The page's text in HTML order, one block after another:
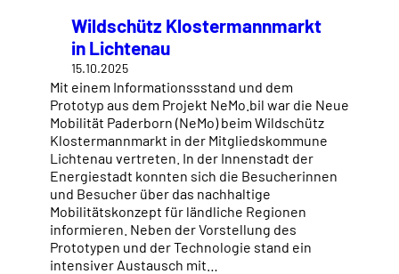
Wildschütz Klostermannmarkt
in Lichtenau
15.10.2025
Mit einem Informationssstand und dem
Prototyp aus dem Projekt NeMo.bil war die Neue
Mobilität Paderborn (NeMo) beim Wildschütz
Klostermannmarkt in der Mitgliedskommune
Lichtenau vertreten. In der Innenstadt der
Energiestadt konnten sich die Besucherinnen
und Besucher über das nachhaltige
Mobilitätskonzept für ländliche Regionen
informieren. Neben der Vorstellung des
Prototypen und der Technologie stand ein
intensiver Austausch mit…